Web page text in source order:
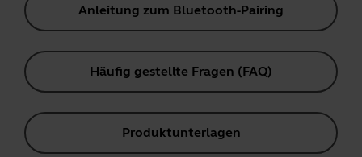
Anleitung zum Bluetooth-Pairing
Häufig gestellte Fragen (FAQ)
Produktunterlagen